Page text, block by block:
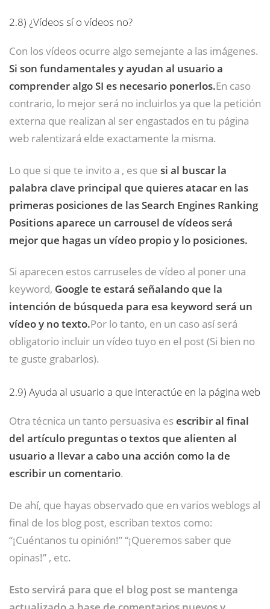
2.8) ¿Vídeos sí o vídeos no?
Con los vídeos ocurre algo semejante a las imágenes.
Si son fundamentales y ayudan al usuario a
comprender algo SI es necesario ponerlos.En caso
contrario, lo mejor será no incluirlos ya que la petición
externa que realizan al ser engastados en tu página
web ralentizará elde exactamente la misma.
Lo que si que te invito a , es que si al buscar la
palabra clave principal que quieres atacar en las
primeras posiciones de las Search Engines Ranking
Positions aparece un carrousel de vídeos será
mejor que hagas un vídeo propio y lo posiciones.
Si aparecen estos carruseles de vídeo al poner una
keyword, Google te estará señalando que la
intención de búsqueda para esa keyword será un
vídeo y no texto.Por lo tanto, en un caso así será
obligatorio incluir un vídeo tuyo en el post (Si bien no
te guste grabarlos).
2.9) Ayuda al usuario a que interactúe en la página web
Otra técnica un tanto persuasiva esescribir al final
del artículo preguntas o textos que alienten al
usuario a llevar a cabo una acción como la de
escribir un comentario.
De ahí, que hayas observado que en varios weblogs al
final de los blog post, escriban textos como:
“¡Cuéntanos tu opinión!” “¡Queremos saber que
opinas!” , etc.
Esto servirá para que el blog post se mantenga